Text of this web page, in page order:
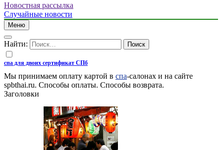
Новостная рассылка
Случайные новости
Меню
Найти:
спа для двоих сертификат СПб
Мы принимаем оплату картой в спа-салонах и на сайте
spbthai.ru. Cпособы оплаты. Способы возврата.
Заголовки